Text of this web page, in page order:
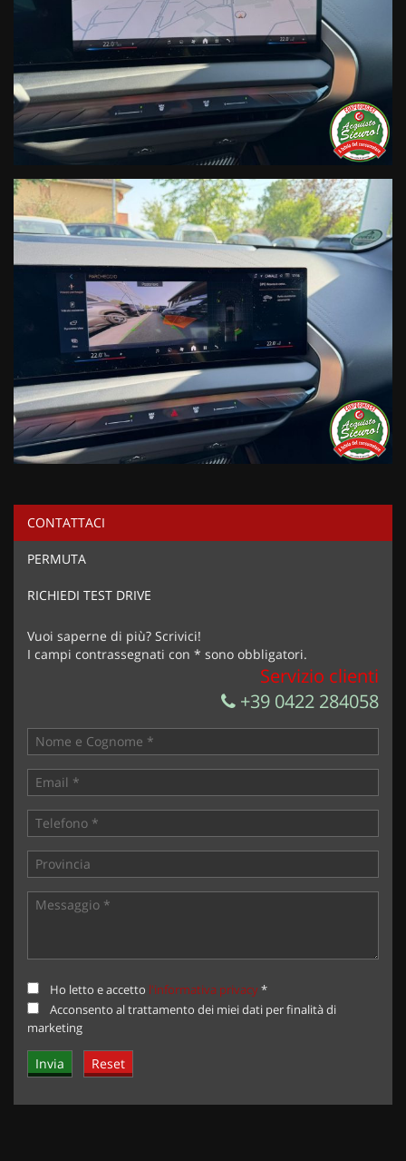
CONTATTACI
PERMUTA
RICHIEDI TEST DRIVE
Vuoi saperne di più? Scrivici!
I campi contrassegnati con * sono obbligatori.
Servizio clienti
+39 0422 284058
Ho letto e accetto l'informativa privacy*
Acconsento al trattamento dei miei dati per finalità di
marketing